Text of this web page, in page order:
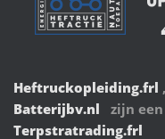
Heftruckopleiding.frl ,
Batterijbv.nl
zijn
Terpstratrading.frl